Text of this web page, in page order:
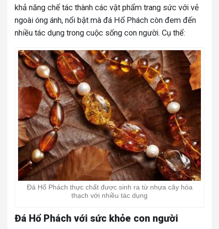
khả năng chế tác thành các vật phẩm trang sức với vẻ
ngoài óng ánh, nổi bật mà đá Hổ Phách còn đem đến
nhiều tác dụng trong cuộc sống con người. Cụ thể:
Đá Hổ Phách thực chất được sinh ra từ nhựa cây hóa
thạch với nhiều tác dụng
Đá Hổ Phách với sức khỏe con người